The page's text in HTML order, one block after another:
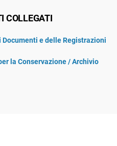
COLLEGATI
e delle Registrazioni
la Conservazione / Archivio